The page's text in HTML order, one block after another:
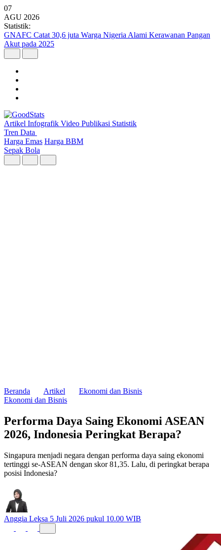
07
AGU 2026
Statistik:
Kunjungan Wisatawan Mancanegara Tembus 7 Juta per Semester I
2026
Artikel Infografik Video Publikasi Statistik
Tren Data
Harga Emas Harga BBM
Sepak Bola
Beranda Artikel
Ekonomi dan Bisnis
Ekonomi dan Bisnis
Performa Daya Saing Ekonomi ASEAN
2026, Indonesia Peringkat Berapa?
Singapura menjadi negara dengan performa daya saing ekonomi
tertinggi se-ASEAN dengan skor 81,35. Lalu, di peringkat berapa
posisi Indonesia?
Anggia Leksa 5 Juli 2026 pukul 10.00 WIB